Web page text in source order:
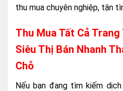
thu mua chuyên nghiệp, tận
Thu Mua Tất Cả
Siêu Thị Bán Nhanh
Chỗ
Nếu bạn đang tìm kiếm